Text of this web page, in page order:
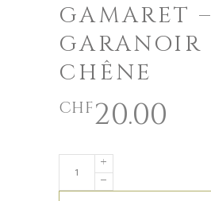
GAMARET –
GARANOIR
CHÊNE
CHF20.00